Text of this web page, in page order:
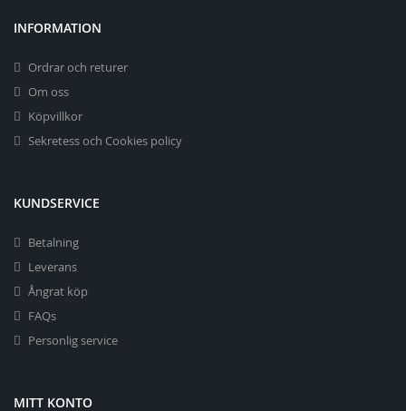
INFORMATION
Ordrar och returer
Om oss
Köpvillkor
Sekretess och Cookies policy
KUNDSERVICE
Betalning
Leverans
Ångrat köp
FAQs
Personlig service
MITT KONTO